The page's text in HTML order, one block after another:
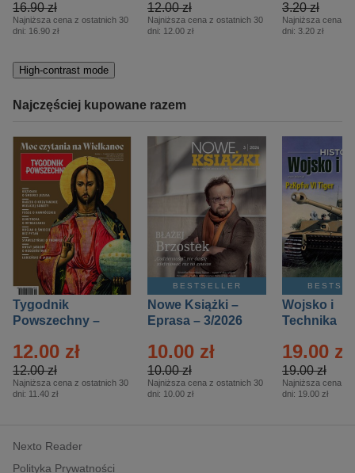
16.90 zł
Najniższa cena z ostatnich 30
dni: 16.90 zł
12.00 zł
Najniższa cena z ostatnich 30
dni: 12.00 zł
3.20 zł
Najniższa cena z
dni: 3.20 zł
High-contrast mode
Najczęściej kupowane razem
Tygodnik
Powszechny –
12.00 zł
12.00 zł
Najniższa cena z ostatnich 30
dni: 11.40 zł
BESTSELLER
Nowe Książki –
Eprasa – 3/2026
10.00 zł
10.00 zł
Najniższa cena z ostatnich 30
dni: 10.00 zł
Wojsko i
Technika
– 2/2026
19.00 zł
19.00 zł
Najniższa cena z
dni: 19.00 zł
Nexto Reader
Polityka Prywatności